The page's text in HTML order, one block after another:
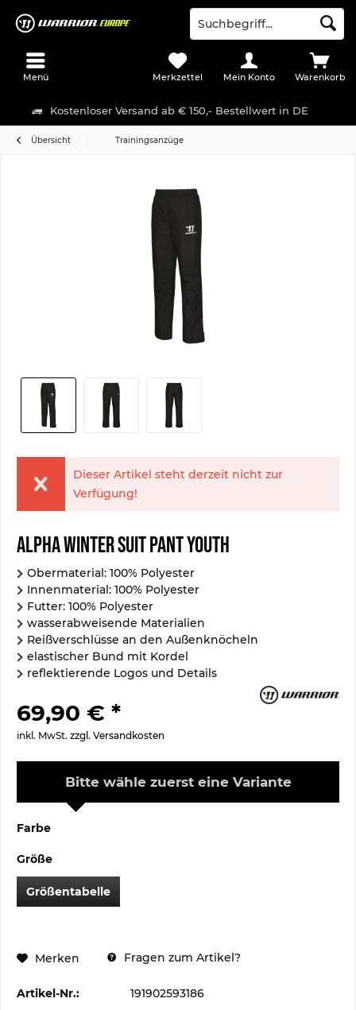
Kostenloser Versand ab € 150,- Bestellwert in DE
Menü Warenkorb
Merkzettel Mein Konto
Übersicht Trainingsanzüge
Dieser Artikel steht derzeit nicht zur
Verfügung!
Alpha Winter Suit Pant Youth
Obermaterial: 100% Polyester
Innenmaterial: 100% Polyester
Futter: 100% Polyester
wasserabweisende Materialien
Reißverschlüsse an den Außenknöcheln
elastischer Bund mit Kordel
reflektierende Logos und Details
69,90 € *
inkl. MwSt. zzgl. Versandkosten
Bitte wähle zuerst eine Variante
Farbe
Größe
Größentabelle
Merken Fragen zum Artikel?
Artikel-Nr.: 191902593186